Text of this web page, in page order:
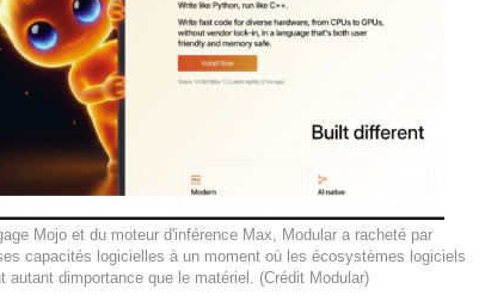
Mojo et du moteur d'inférence Max, Modular a racheté par
capacités logicielles à un moment où les écosystèmes logiciels
autant dimportance que le matériel. (Crédit Modular)